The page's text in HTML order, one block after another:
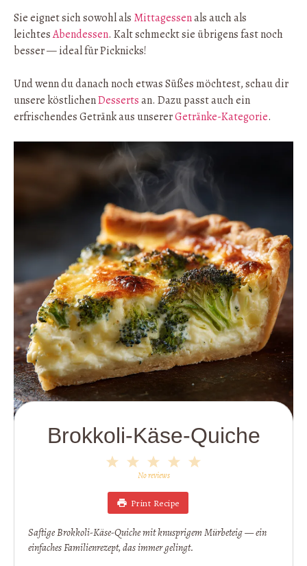
Sie eignet sich sowohl als Mittagessenals auch als
leichtesAbendessen. Kalt schmeckt sie übrigens fast noch
besser — ideal für Picknicks!
Und wenn du danach noch etwas Süßes möchtest, schau dir
unsere köstlichenDessertsan. Dazu passt auch ein
erfrischendes Getränk aus unsererGetränke-Kategorie.
Brokkoli-Käse-Quiche
Stars
Stars
StarNo reviews
Print Recipe
Saftige Brokkoli-Käse-Quiche mit knusprigem Mürbeteig — ein
einfaches Familienrezept, das immer gelingt.